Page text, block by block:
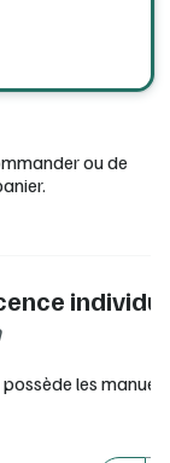
ou de
les